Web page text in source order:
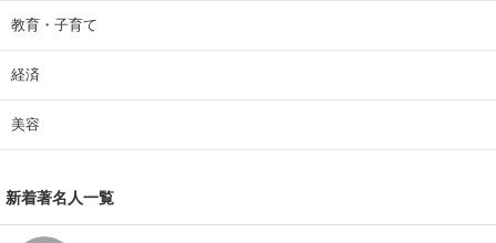
教育・子育て
経済
美容
新着著名人一覧